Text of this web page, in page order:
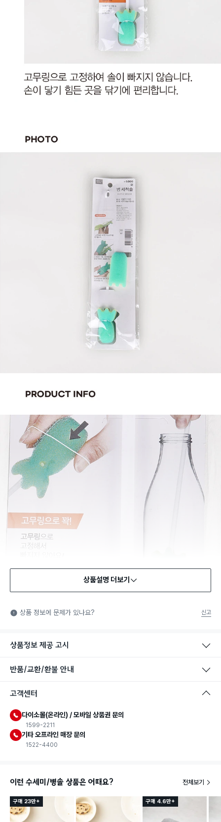
상품설명 더보기
상품 정보에 문제가 있나요? 신고
상품정보 제공 고시
반품/교환/환불 안내
고객센터
다이소몰(온라인) / 모바일 상품권 문의
1599-2211
기타 오프라인 매장 문의
1522-4400
이런 수세미/병솔 상품은 어때요? 전체보기
구매 23만+ 구매 4.6만+